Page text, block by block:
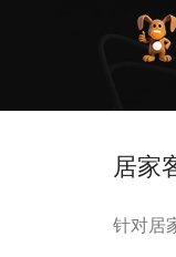
居家
针对居